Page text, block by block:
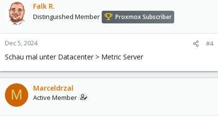
Falk R.
Distinguished Member Proxmox Subscriber
Dec 5, 2024 #4
Schau mal unter Datacenter > Metric Server
M Marceldrzal
Active Member